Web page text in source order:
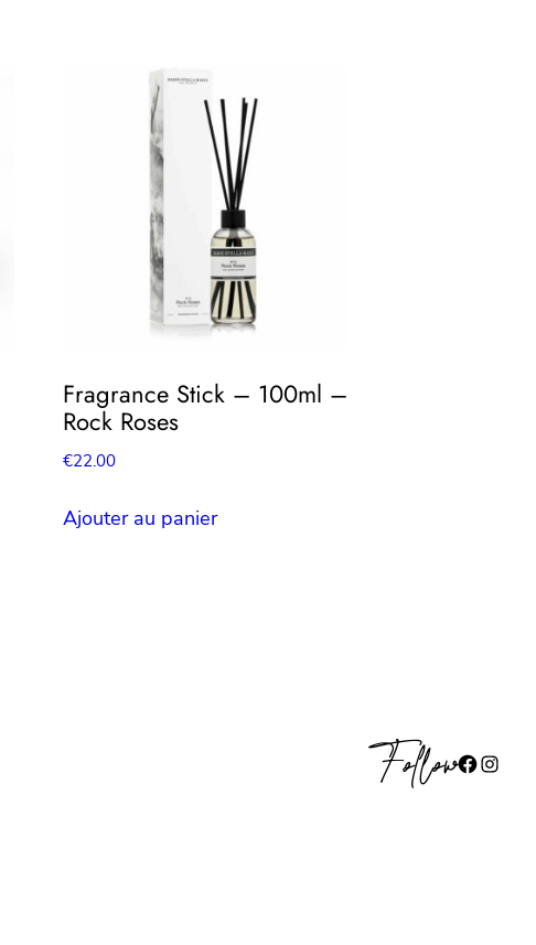
Fragrance Stick – 100ml –
Rock Roses
€22.00
Ajouter au panier
FollowFacebook Instagram